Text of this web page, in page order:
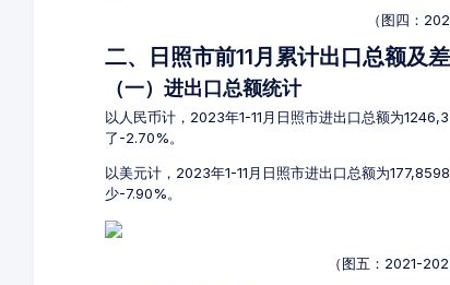
（图四：
二、日照市前11月累计出口总额及
（一）进出口总额统计
以人民币计，2023年1-11月日照市进出口总额为
了-2.70%。
以美元计，2023年1-11月日照市进出口总额为
少-7.90%。
（图五：2021-